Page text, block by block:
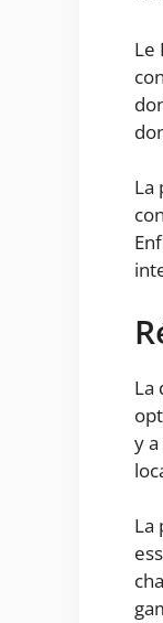
Le
La
La
y
La